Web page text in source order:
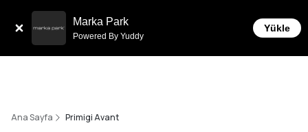
Marka Park
Powered By Yuddy
Yükle
Ana Sayfa Primigi Avant